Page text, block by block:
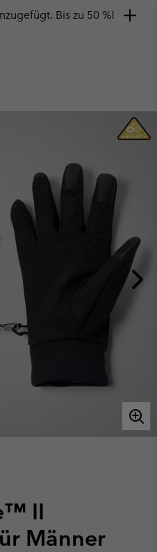
Bis zu 50 %!
II
Männer